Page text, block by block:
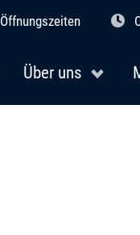
Öffnungszeiten
Über uns